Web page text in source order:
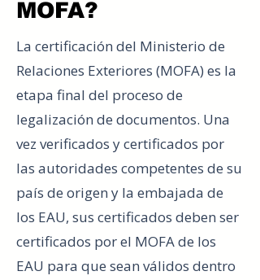
MOFA?
La certificación del Ministerio de
Relaciones Exteriores (MOFA) es la
etapa final del proceso de
legalización de documentos. Una
vez verificados y certificados por
las autoridades competentes de su
país de origen y la embajada de
los EAU, sus certificados deben ser
certificados por el MOFA de los
EAU para que sean válidos dentro